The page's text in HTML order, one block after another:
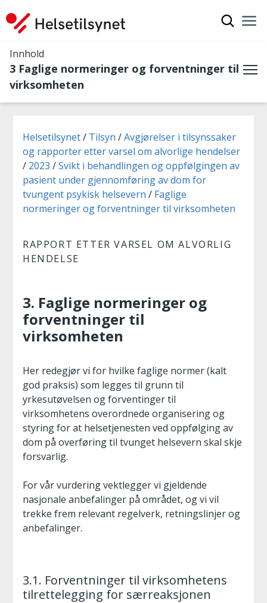
Innhold
3 Faglige normeringer og forventninger til
virksomheten
Du er her:
Helsetilsynet Tilsyn
Avgjørelser i tilsynssaker
og rapporter etter varsel om alvorlige hendelser
2023
Svikt i behandlingen og oppfølgingen av
pasient under gjennomføring av dom for
tvungent psykisk helsevern
Faglige
normeringer og forventninger til virksomheten
RAPPORT ETTER VARSEL OM ALVORLIG
HENDELSE
3. Faglige normeringer og
forventninger til
virksomheten
Her redegjør vi for hvilke faglige normer (kalt
god praksis) som legges til grunn til
yrkesutøvelsen og forventinger til
virksomhetens overordnede organisering og
styring for at helsetjenesten ved oppfølging av
dom på overføring til tvunget helsevern skal skje
forsvarlig.
For vår vurdering vektlegger vi gjeldende
nasjonale anbefalinger på området, og vi vil
trekke frem relevant regelverk, retningslinjer og
anbefalinger.
3.1. Forventninger til virksomhetens
tilrettelegging for særreaksjonen